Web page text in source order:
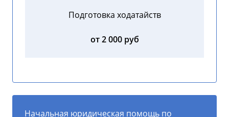
Подготовка ходатайств
от 2 000 руб
Начальная юридическая помощь по